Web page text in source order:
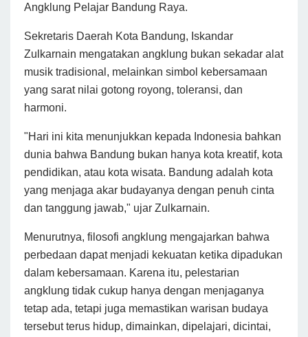
Angklung Pelajar Bandung Raya.
Sekretaris Daerah Kota Bandung, Iskandar
Zulkarnain mengatakan angklung bukan sekadar alat
musik tradisional, melainkan simbol kebersamaan
yang sarat nilai gotong royong, toleransi, dan
harmoni.
"Hari ini kita menunjukkan kepada Indonesia bahkan
dunia bahwa Bandung bukan hanya kota kreatif, kota
pendidikan, atau kota wisata. Bandung adalah kota
yang menjaga akar budayanya dengan penuh cinta
dan tanggung jawab," ujar Zulkarnain.
Menurutnya, filosofi angklung mengajarkan bahwa
perbedaan dapat menjadi kekuatan ketika dipadukan
dalam kebersamaan. Karena itu, pelestarian
angklung tidak cukup hanya dengan menjaganya
tetap ada, tetapi juga memastikan warisan budaya
tersebut terus hidup, dimainkan, dipelajari, dicintai,